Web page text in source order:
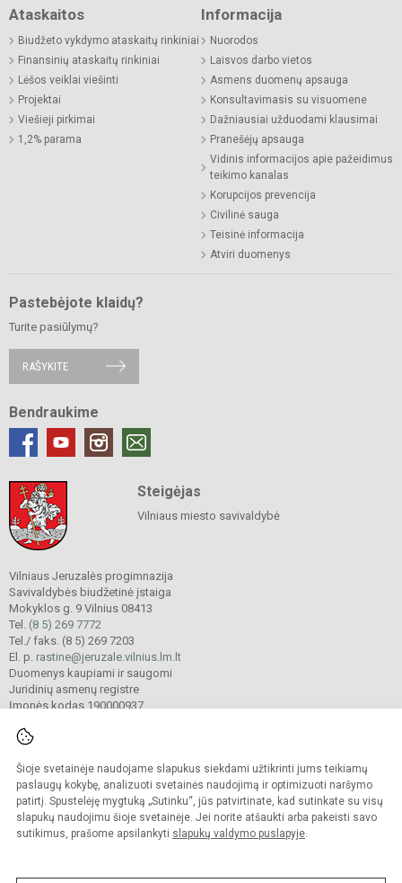
Šioje svetainėje naudojame slapukus siekdami užtikrinti jums teikiamų
paslaugų kokybę, analizuoti svetainės naudojimą ir optimizuoti naršymo
patirtį. Spustelėję mygtuką „Sutinku“, jūs patvirtinate, kad sutinkate su visų
slapukų naudojimu šioje svetainėje. Jei norite atšaukti arba pakeisti savo
sutikimus, prašome apsilankyti slapukų valdymo puslapyje.
Ataskaitos
Biudžeto vykdymo ataskaitų rinkiniai
Finansinių ataskaitų rinkiniai
Lėšos veiklai viešinti
Projektai
Viešieji pirkimai
1,2% parama
Informacija
Nuorodos
Laisvos darbo vietos
Asmens duomenų apsauga
Konsultavimasis su visuomene
Dažniausiai užduodami klausimai
Pranešėjų apsauga
Vidinis informacijos apie pažeidimus
teikimo kanalas
Korupcijos prevencija
Civilinė sauga
Teisinė informacija
Atviri duomenys
Pastebėjote klaidų?
Turite pasiūlymų?
RAŠYKITE
Bendraukime
Steigėjas
Vilniaus miesto savivaldybė
Vilniaus Jeruzalės progimnazija
Savivaldybės biudžetinė įstaiga
Mokyklos g. 9 Vilnius 08413
Tel. (8 5) 269 7772
Tel./ faks. (8 5) 269 7203
El. p. rastine@jeruzale.vilnius.lm.lt
Duomenys kaupiami ir saugomi
Juridinių asmenų registre
Įmonės kodas 190000937
© 2024. Vilniaus Jeruzalės progimnazija. Visos teisės saugomos.
Kopijuoti turinį be raštiško gimnazijos sutikimo griežtai draudžiama.
Prieinamumo paraiška Slapukų valdymas
Sumanus būdas atnaujinti